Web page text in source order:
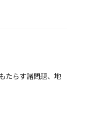
たらす諸問題、地